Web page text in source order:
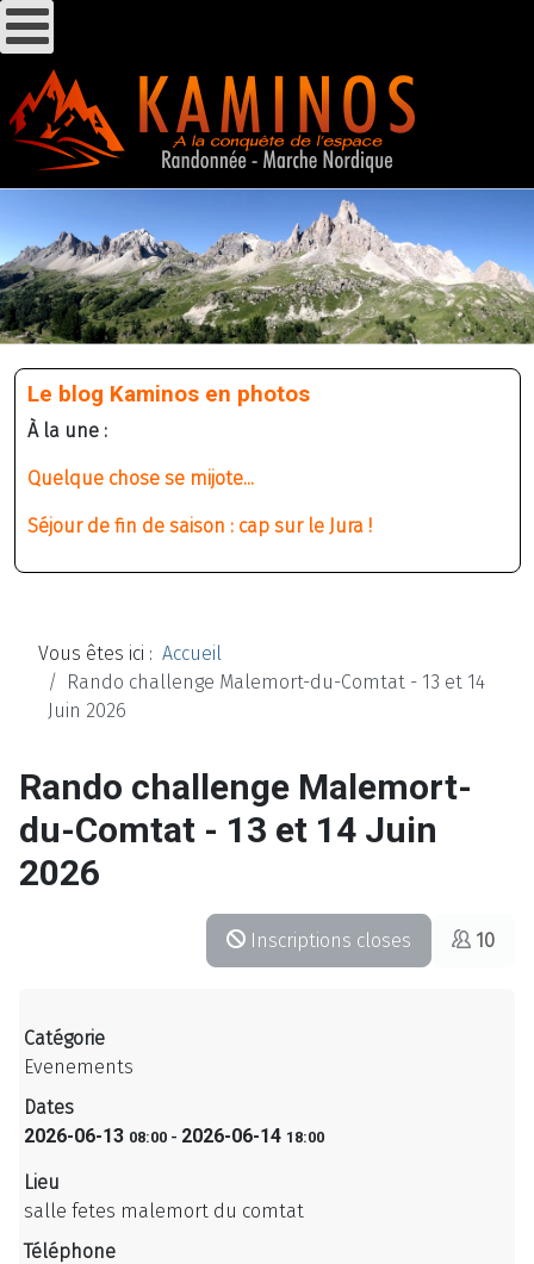
Le blog Kaminos en photos
À la une :
Quelque chose se mijote...
Séjour de fin de saison : cap sur le Jura !
Vous êtes ici : Accueil
Rando challenge Malemort-du-Comtat - 13 et 14
Juin 2026
Rando challenge Malemort-
du-Comtat - 13 et 14 Juin
2026
Inscriptions closes 10
Catégorie
Evenements
Dates
2026-06-13 08:00 - 2026-06-14 18:00
Lieu
salle fetes malemort du comtat
Téléphone